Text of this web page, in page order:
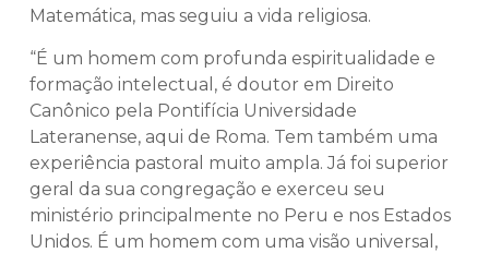
Matemática, mas seguiu a vida religiosa.
“É um homem com profunda espiritualidade e
formação intelectual, é doutor em Direito
Canônico pela Pontifícia Universidade
Lateranense, aqui de Roma. Tem também uma
experiência pastoral muito ampla. Já foi superior
geral da sua congregação e exerceu seu
ministério principalmente no Peru e nos Estados
Unidos. É um homem com uma visão universal,